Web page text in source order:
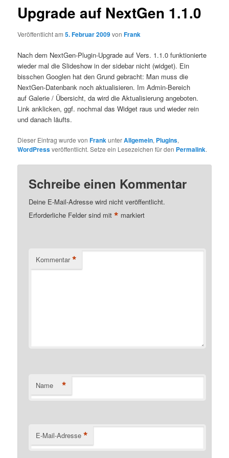
Upgrade auf NextGen 1.1.0
Veröffentlicht am5. Februar 2009vonFrank
Nach dem NextGen-Plugin-Upgrade auf Vers. 1.1.0 funktionierte
wieder mal die Slideshow in der sidebar nicht (widget). Ein
bisschen Googlen hat den Grund gebracht: Man muss die
NextGen-Datenbank noch aktualisieren. Im Admin-Bereich
auf Galerie / Übersicht, da wird die Aktualisierung angeboten.
Link anklicken, ggf. nochmal das Widget raus und wieder rein
und danach läufts.
Dieser Eintrag wurde vonFrankunterAllgemein, Plugins,
WordPressveröffentlicht. Setze ein Lesezeichen für den Permalink.
Schreibe einen Kommentar
Deine E-Mail-Adresse wird nicht veröffentlicht.
Erforderliche Felder sind mit* markiert
Kommentar *
Name *
E-Mail-Adresse *